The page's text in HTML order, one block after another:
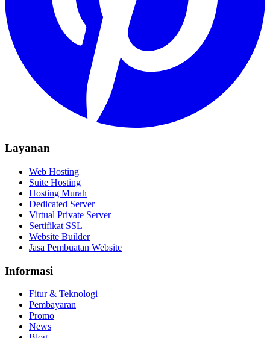
Layanan
Web Hosting
Suite Hosting
Hosting Murah
Dedicated Server
Virtual Private Server
Sertifikat SSL
Website Builder
Jasa Pembuatan Website
Informasi
Fitur & Teknologi
Pembayaran
Promo
News